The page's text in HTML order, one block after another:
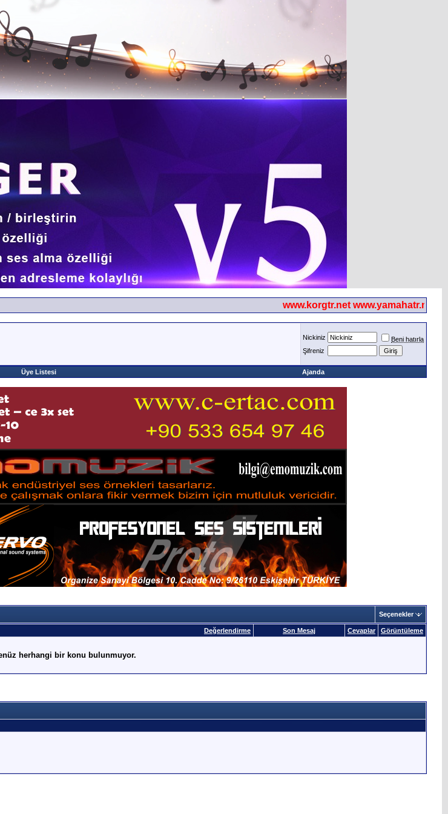
www.korgtr.net www.yamahatr.net
Nickiniz
Beni hatırla
Şifreniz
Üye Listesi Ajanda
Seçenekler
Değerlendirme Son Mesaj Cevaplar Görüntüleme
herhangi bir konu bulunmuyor.